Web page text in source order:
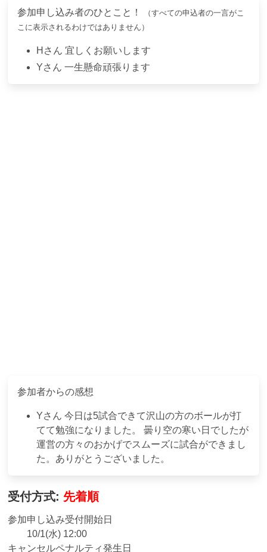
参加申し込み者のひとこと！
（すべての申込者の一言がこ
こに表示されるわけではありません）
H さん 宜しくお願いします
Yさん 一生懸命頑張ります
参加者からの感想
Yさん 今日は5試合できて沢山の方のボールが打
てて勉強になりました。 曇り空の寒い日でしたが
運営の方々のおかげでスムーズに試合ができまし
た。ありがとうございました。
受付方式: 先着順
参加申し込み受付開始日
10/1(水) 12:00
キャンセルペナルティ発生日